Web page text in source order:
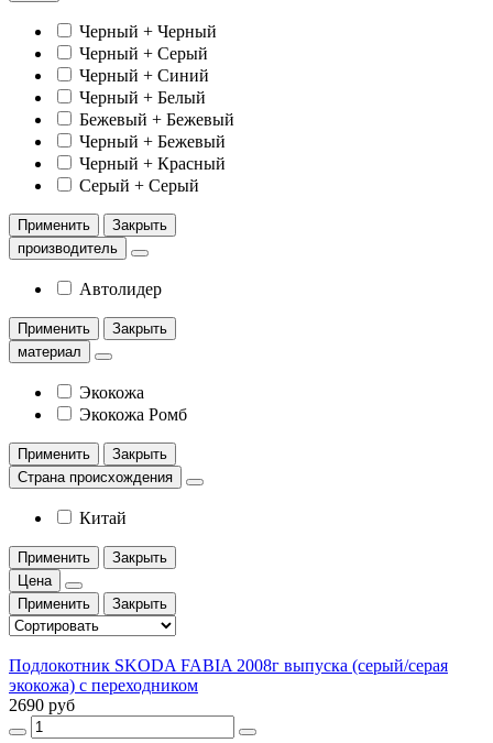
Черный + Черный
Черный + Серый
Черный + Синий
Черный + Белый
Бежевый + Бежевый
Черный + Бежевый
Черный + Красный
Серый + Серый
Применить
Закрыть
производитель
Автолидер
Применить
Закрыть
материал
Экокожа
Экокожа Ромб
Применить
Закрыть
Страна происхождения
Китай
Применить
Закрыть
Цена
Применить
Закрыть
Подлокотник SKODA FABIA 2008г выпуска (серый/серая
экокожа) с переходником
2690 руб